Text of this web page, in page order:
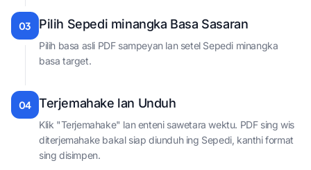
03 Pilih Sepedi minangka Basa Sasaran
Pilih basa asli PDF sampeyan lan setel Sepedi minangka
basa target.
04 Terjemahake lan Unduh
Klik "Terjemahake" lan enteni sawetara wektu. PDF sing wis
diterjemahake bakal siap diunduh ing Sepedi, kanthi format
sing disimpen.